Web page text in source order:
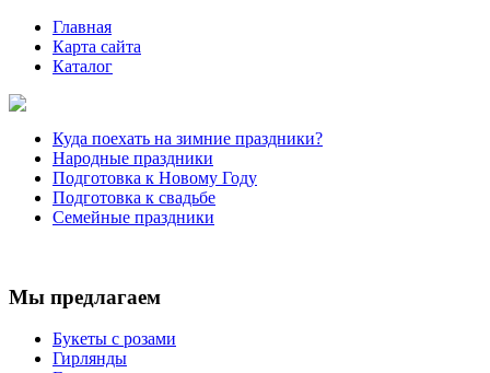
Главная
Карта сайта
Каталог
Куда поехать на зимние праздники?
Народные праздники
Подготовка к Новому Году
Подготовка к свадьбе
Семейные праздники
Мы предлагаем
Букеты с розами
Гирлянды